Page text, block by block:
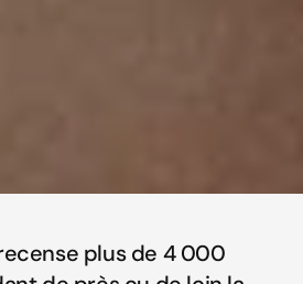
plus de 4 000